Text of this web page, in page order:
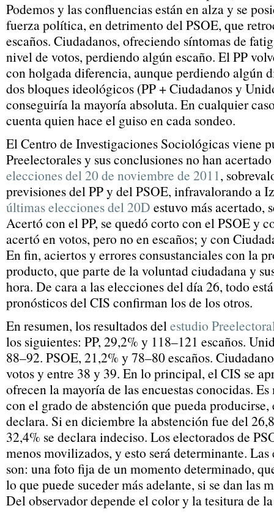
Podemos y las confluencias están en alza y se
fuerza política, en detrimento del PSOE, que
escaños. Ciudadanos, ofreciendo síntomas de
nivel de votos, perdiendo algún escaño. El PP
con holgada diferencia, aunque perdiendo algún
dos bloques ideológicos (PP + Ciudadanos y
conseguiría la mayoría absoluta. En cualquier
cuenta quien hace el guiso en cada sondeo.
El Centro de Investigaciones Sociológicas viene
Preelectorales y sus conclusiones no han
elecciones del 20 de noviembre de 2011,
previsiones del PP y del PSOE, infravalorando a
últimas elecciones del 20D estuvo más acertado,
Acertó con el PP, se quedó corto con el PSOE y
acertó en votos, pero no en escaños; y con
En fin, aciertos y errores consustanciales con la
producto, que parte de la voluntad ciudadana y
hora. De cara a las elecciones del día 26, todo
pronósticos del CIS confirman los de los otros.
En resumen, los resultados delestudio
los siguientes: PP, 29,2% y 118–121 escaños.
88–92. PSOE, 21,2% y 78–80 escaños.
votos y entre 38 y 39. En lo principal, el CIS se
ofrecen la mayoría de las encuestas conocidas.
con el grado de abstención que pueda
declara. Si en diciembre la abstención fue del
32,4% se declara indeciso. Los electorados de
menos movilizados, y esto será determinante. Las
son: una foto fija de un momento determinado,
lo que puede suceder más adelante, si se dan las
Del observador depende el color y la tesitura de